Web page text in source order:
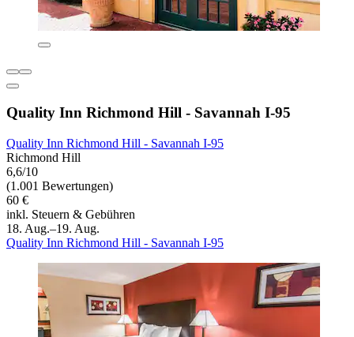
Quality Inn Richmond Hill - Savannah I-95
Quality Inn Richmond Hill - Savannah I-95
Richmond Hill
6,6/10
(1.001 Bewertungen)
60 €
inkl. Steuern & Gebühren
18. Aug.–19. Aug.
Quality Inn Richmond Hill - Savannah I-95